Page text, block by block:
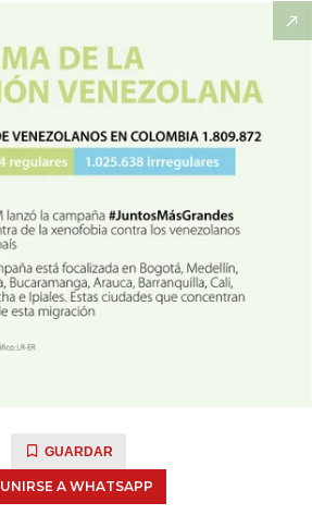
GUARDAR
UNIRSE A WHATSAPP